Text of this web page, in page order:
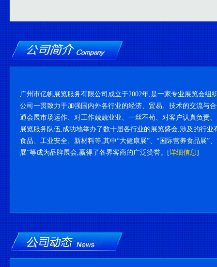
广州市亿帆展览服务有限公司成立于2002年,是一家专业展览会组
公司一贯致力于加强国内外各行业的经济、贸易、技术的交流与
通会展市场运作、对工作兢兢业业、一丝不苟、对客户认真负责
展览服务队伍,成功地举办了数十届各行业的展览盛会,涉及的行业
食品、工业安全、新材料等,其中“大健康展”、“国际营养食品展”
展”等成为品牌展会,赢得了各界客商的广泛赞誉。[详细信息]